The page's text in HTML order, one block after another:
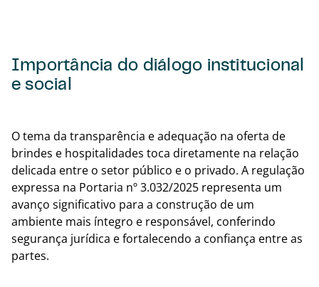
Importância do diálogo institucional
e social
O tema da transparência e adequação na oferta de
brindes e hospitalidades toca diretamente na relação
delicada entre o setor público e o privado. A regulação
expressa na Portaria nº 3.032/2025 representa um
avanço significativo para a construção de um
ambiente mais íntegro e responsável, conferindo
segurança jurídica e fortalecendo a confiança entre as
partes.